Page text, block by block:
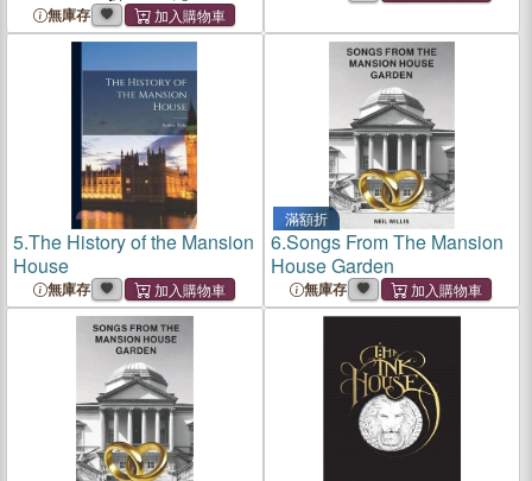
無庫存
5.The History of the Mansion
House
無庫存
滿額折
6.Songs From The Mansion
House Garden
無庫存